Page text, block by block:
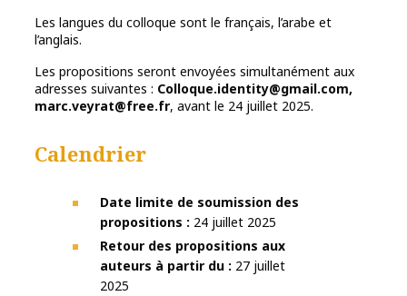
Les langues du colloque sont le français, l’arabe et
l’anglais.
Les propositions seront envoyées simultanément aux
adresses suivantes : Colloque.identity@gmail.com,
marc.veyrat@free.fr, avant le 24 juillet 2025.
Calendrier
Date limite de soumission des
propositions : 24 juillet 2025
Retour des propositions aux
auteurs à partir du : 27 juillet
2025